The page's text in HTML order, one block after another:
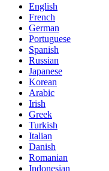
English
French
German
Portuguese
Spanish
Russian
Japanese
Korean
Arabic
Irish
Greek
Turkish
Italian
Danish
Romanian
Indonesian